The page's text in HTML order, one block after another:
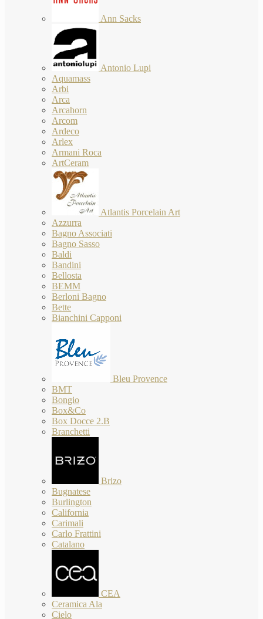
Ann Sacks
Antonio Lupi
Aquamass
Arbi
Arca
Arcahorn
Arcom
Ardeco
Arlex
Armani Roca
ArtCeram
Atlantis Porcelain Art
Azzurra
Bagno Associati
Bagno Sasso
Baldi
Bandini
Bellosta
BEMM
Berloni Bagno
Bette
Bianchini Capponi
Bleu Provence
BMT
Bongio
Box&Co
Box Docce 2.B
Branchetti
Brizo
Bugnatese
Burlington
California
Carimali
Carlo Frattini
Catalano
CEA
Ceramica Ala
Cielo